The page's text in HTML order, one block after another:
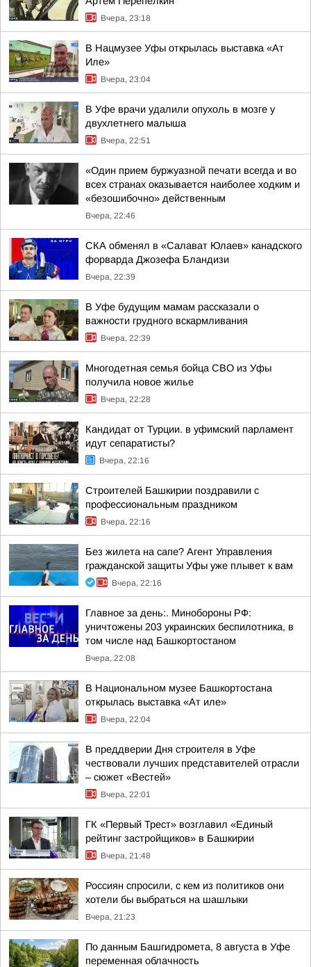
Вчера, 23:18
В Нацмузее Уфы открылась выставка «Ат
Иле»
Вчера, 23:04
В Уфе врачи удалили опухоль в мозге у
двухлетнего малыша
Вчера, 22:51
«Один прием буржуазной печати всегда и во
всех странах оказывается наиболее ходким и
«безошибочно» действенным
Вчера, 22:46
СКА обменял в «Салават Юлаев» канадского
форварда Джозефа Бландизи
Вчера, 22:39
В Уфе будущим мамам рассказали о
важности грудного вскармливания
Вчера, 22:39
Многодетная семья бойца СВО из Уфы
получила новое жилье
Вчера, 22:28
Кандидат от Турции. в уфимский парламент
идут сепаратисты?
Вчера, 22:16
Строителей Башкирии поздравили с
профессиональным праздником
Вчера, 22:16
Без жилета на сапе? Агент Управления
гражданской защиты Уфы уже плывет к вам
Вчера, 22:16
Главное за день:. Минобороны РФ:
уничтожены 203 украинских беспилотника, в
том числе над Башкортостаном
Вчера, 22:08
В Национальном музее Башкортостана
открылась выставка «Ат иле»
Вчера, 22:04
В преддверии Дня строителя в Уфе
чествовали лучших представителей отрасли
– сюжет «Вестей»
Вчера, 22:01
ГК «Первый Трест» возглавил «Единый
рейтинг застройщиков» в Башкирии
Вчера, 21:48
Россиян спросили, с кем из политиков они
хотели бы выбраться на шашлыки
Вчера, 21:23
По данным Башгидромета, 8 августа в Уфе
переменная облачность